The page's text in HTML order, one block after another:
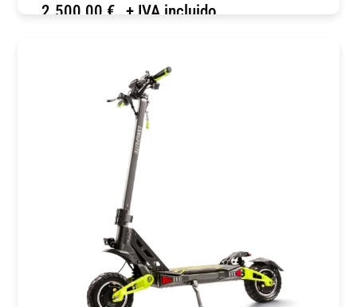
2.500,00 € + IVA incluido